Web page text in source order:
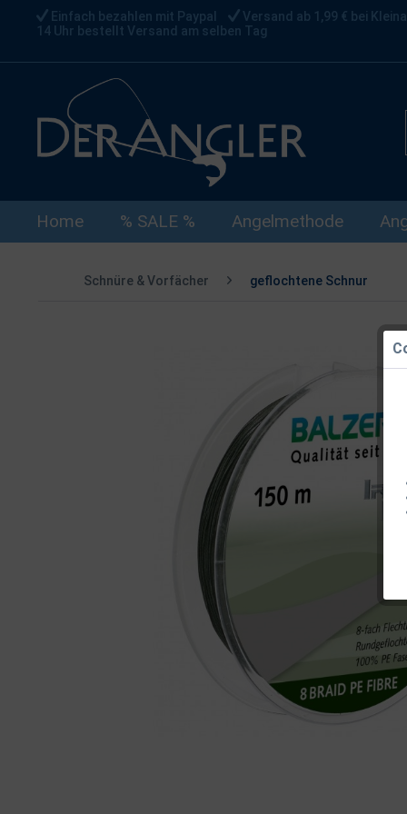
Einfach bezahlen mit Paypal
Versand ab 1,99 € bei
14 Uhr bestellt Versand am selben Tag
Home % SALE % Angelmethode
Schnüre & Vorfächer geflochtene Schnur